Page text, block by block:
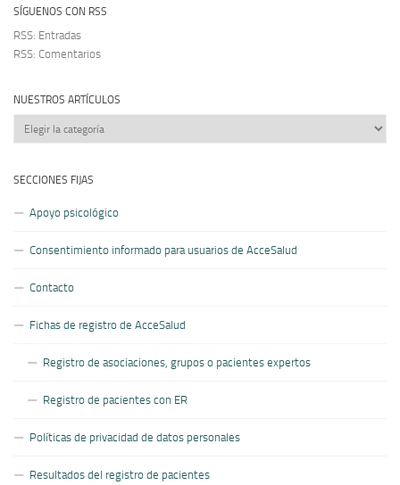
SÍGUENOS CON RSS
RSS: Entradas
RSS: Comentarios
NUESTROS ARTÍCULOS
Nuestros
artículos
SECCIONES FIJAS
Apoyo psicológico
Consentimiento informado para usuarios de AcceSalud
Contacto
Fichas de registro de AcceSalud
Registro de asociaciones, grupos o pacientes expertos
Registro de pacientes con ER
Políticas de privacidad de datos personales
Resultados del registro de pacientes